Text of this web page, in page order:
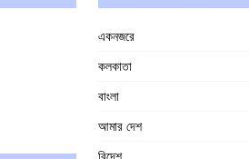
একনজরে
কলকাতা
বাংলা
আমার দেশ